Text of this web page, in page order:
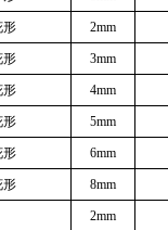
形 2mm
形 3mm
形 4mm
形 5mm
形 6mm
形 8mm
2mm